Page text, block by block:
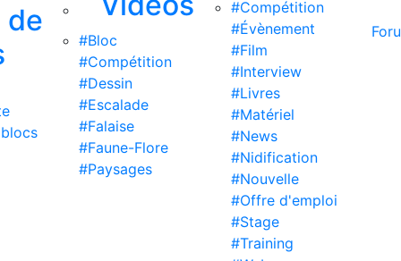
de
#Bloc
#Compétition
#Dessin
#Escalade
#Falaise
#Faune-Flore
#Paysages
#Compétition
#Évènement
#Film
#Interview
#Livres
#Matériel
#News
#Nidification
#Nouvelle
#Offre d'emploi
#Stage
#Training